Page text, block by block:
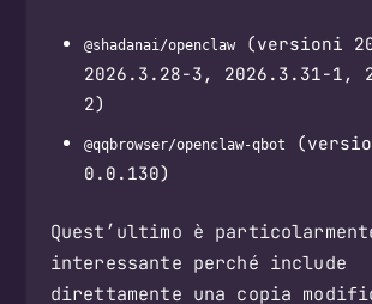
@shadanai/openclaw(versioni
2026.3.28-3, 2026.3.31-1,
2)
@qqbrowser/openclaw-qbot
0.0.130)
Quest’ultimo è
interessante perché include
direttamente una copia